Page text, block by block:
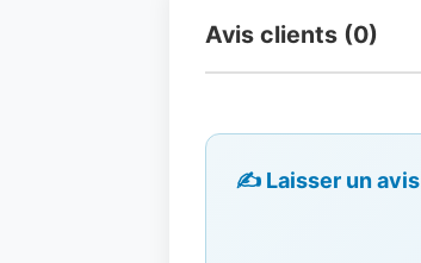
Avis clients (0)
✍️ Laisser un avis